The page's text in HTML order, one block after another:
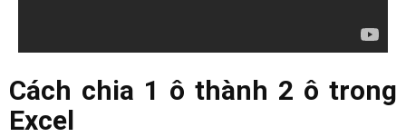
Cách chia 1 ô thành 2 ô trong
Excel